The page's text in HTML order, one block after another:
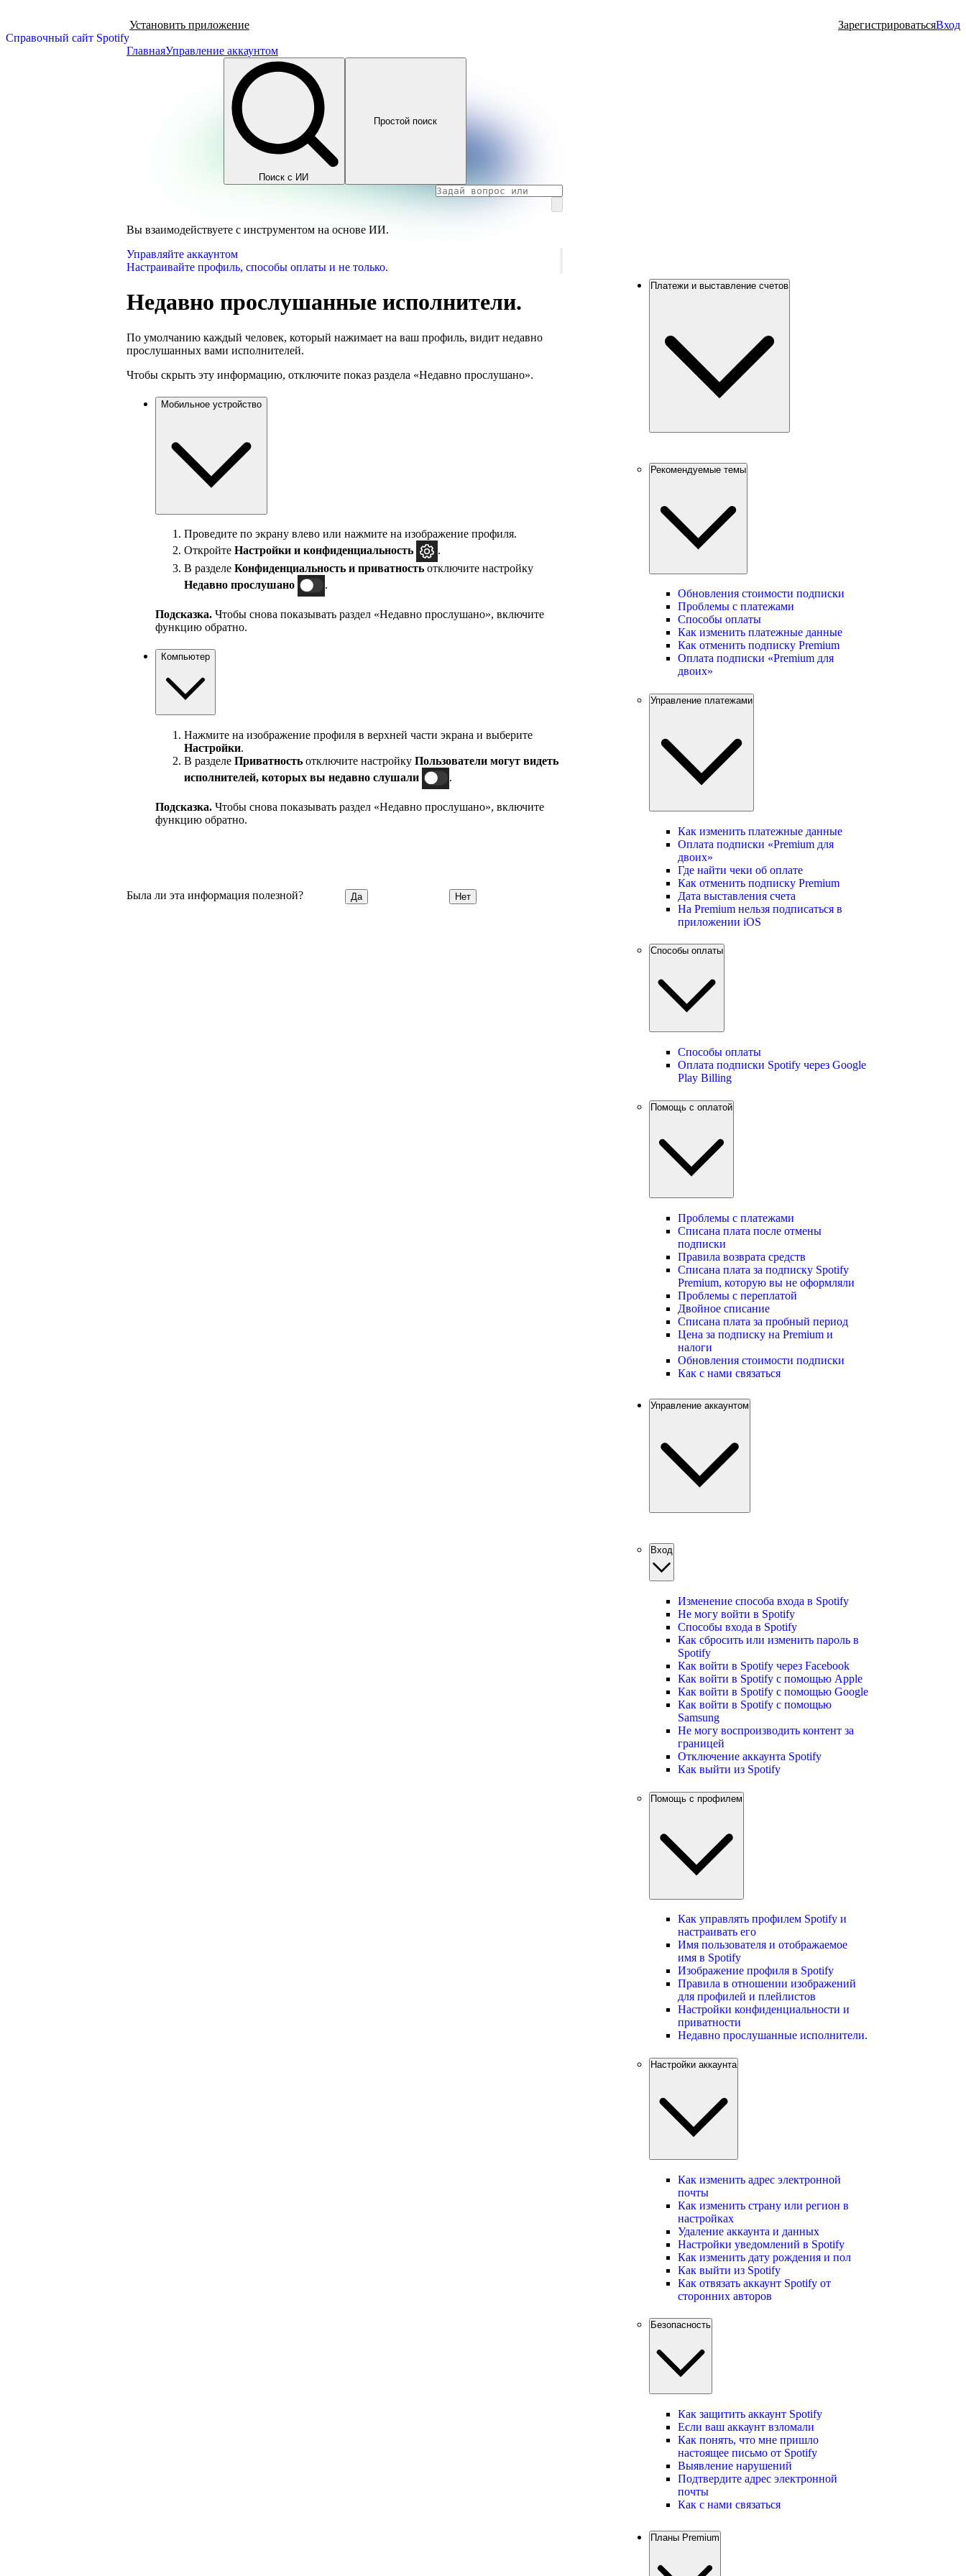
Справочный сайт Spotify
Установить приложение ЗарегистрироватьсяВход
ГлавнаяУправление аккаунтом
Поиск с ИИ
Простой поиск
Вы взаимодействуете с инструментом на основе ИИ.
Управляйте аккаунтом
Настраивайте профиль, способы оплаты и не только.
Недавно прослушанные исполнители.
По умолчанию каждый человек, который нажимает на ваш профиль, видит недавно
прослушанных вами исполнителей.
Чтобы скрыть эту информацию, отключите показ раздела «Недавно прослушано».
Мобильное устройство
Проведите по экрану влево или нажмите на изображение профиля.
Откройте Настройки и конфиденциальность
.
В разделе Конфиденциальность и приватность отключите настройку
Недавно прослушано
.
Подсказка. Чтобы снова показывать раздел «Недавно прослушано», включите
функцию обратно.
Компьютер
Нажмите на изображение профиля в верхней части экрана и выберите
Настройки.
В разделе Приватность отключите настройку Пользователи могут видеть
исполнителей, которых вы недавно слушали .
Подсказка. Чтобы снова показывать раздел «Недавно прослушано», включите
функцию обратно.
Была ли эта информация полезной? Да Нет
Платежи и выставление счетов
Рекомендуемые темы
Обновления стоимости подписки
Проблемы с платежами
Способы оплаты
Как изменить платежные данные
Как отменить подписку Premium
Оплата подписки «Premium для
двоих»
Управление платежами
Как изменить платежные данные
Оплата подписки «Premium для
двоих»
Где найти чеки об оплате
Как отменить подписку Premium
Дата выставления счета
На Premium нельзя подписаться в
приложении iOS
Способы оплаты
Способы оплаты
Оплата подписки Spotify через Google
Play Billing
Помощь с оплатой
Проблемы с платежами
Списана плата после отмены
подписки
Правила возврата средств
Списана плата за подписку Spotify
Premium, которую вы не оформляли
Проблемы с переплатой
Двойное списание
Списана плата за пробный период
Цена за подписку на Premium и
налоги
Обновления стоимости подписки
Как с нами связаться
Управление аккаунтом
Вход
Изменение способа входа в Spotify
Не могу войти в Spotify
Способы входа в Spotify
Как сбросить или изменить пароль в
Spotify
Как войти в Spotify через Facebook
Как войти в Spotify с помощью Apple
Как войти в Spotify с помощью Google
Как войти в Spotify с помощью
Samsung
Не могу воспроизводить контент за
границей
Отключение аккаунта Spotify
Как выйти из Spotify
Помощь с профилем
Как управлять профилем Spotify и
настраивать его
Имя пользователя и отображаемое
имя в Spotify
Изображение профиля в Spotify
Правила в отношении изображений
для профилей и плейлистов
Настройки конфиденциальности и
приватности
Недавно прослушанные исполнители.
Настройки аккаунта
Как изменить адрес электронной
почты
Как изменить страну или регион в
настройках
Удаление аккаунта и данных
Настройки уведомлений в Spotify
Как изменить дату рождения и пол
Как выйти из Spotify
Как отвязать аккаунт Spotify от
сторонних авторов
Безопасность
Как защитить аккаунт Spotify
Если ваш аккаунт взломали
Как понять, что мне пришло
настоящее письмо от Spotify
Выявление нарушений
Подтвердите адрес электронной
почты
Как с нами связаться
Планы Premium